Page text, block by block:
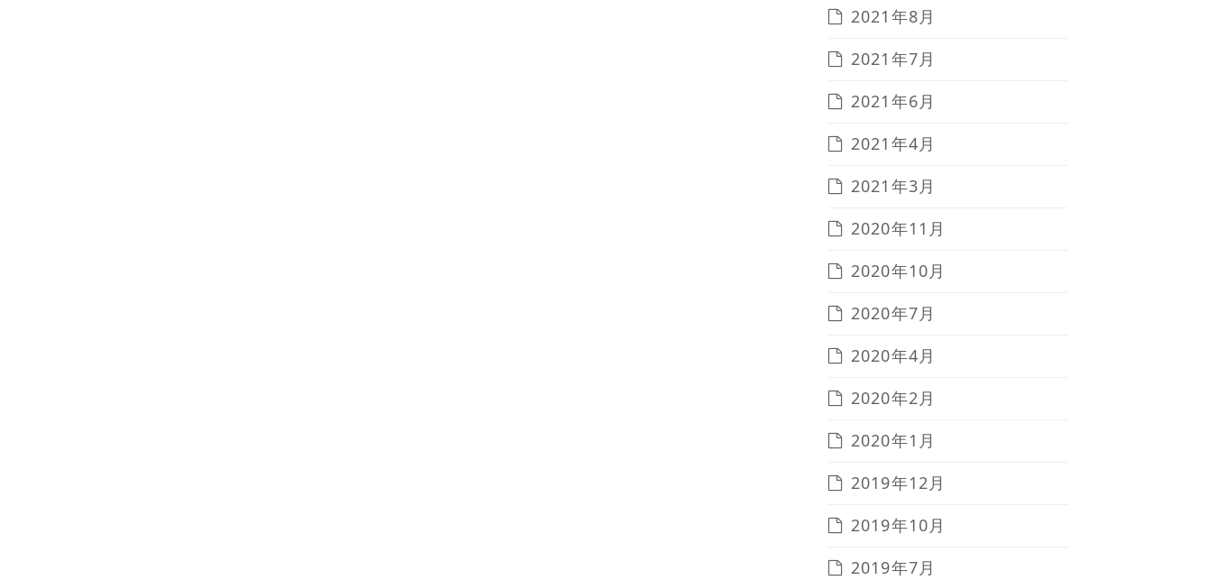
2021年8月
2021年7月
2021年6月
2021年4月
2021年3月
2020年11月
2020年10月
2020年7月
2020年4月
2020年2月
2020年1月
2019年12月
2019年10月
2019年7月